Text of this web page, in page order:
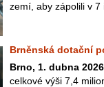
zemí, aby zápolili v 7
Brněnská dotační
Brno, 1. dubna 2026
celkové výši 7,4